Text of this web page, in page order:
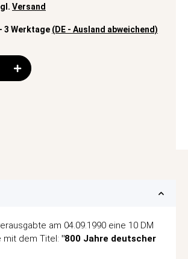
Versand
3 Werktage (DE - Ausland abweichend)
am 04.09.1990 eine 10 DM
mit dem Titel: "800 Jahre deutscher